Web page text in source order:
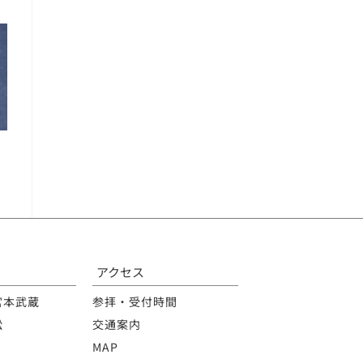
武蔵
アクセス
参拝・受付時間
交通案内
MAP